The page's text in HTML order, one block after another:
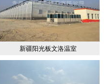
新疆阳光板文洛温室